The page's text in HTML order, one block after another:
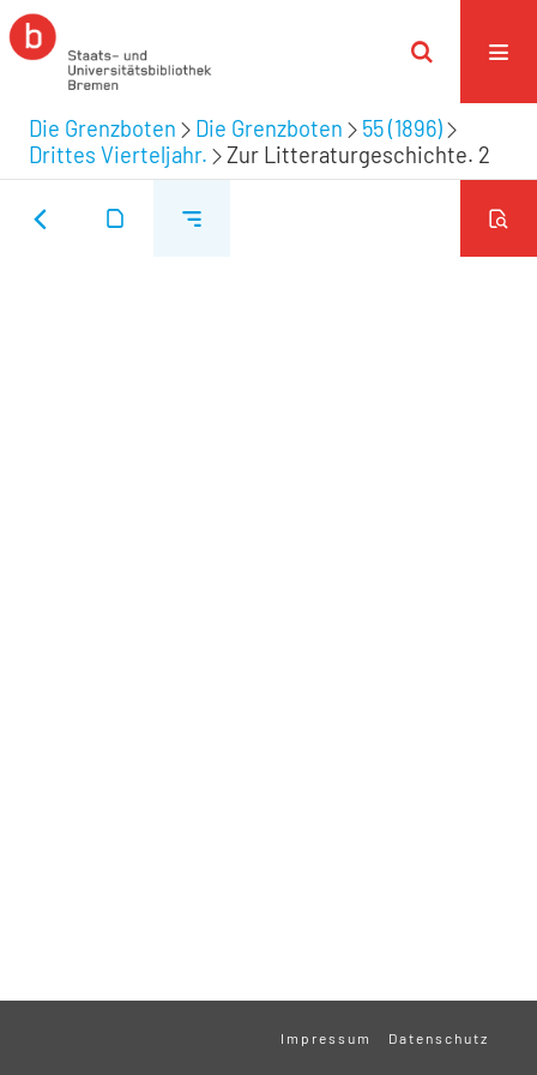
Die Grenzboten Die Grenzboten
55 (1896)
Drittes Vierteljahr.
Zur Litteraturgeschichte. 2
Impressum Datenschutz